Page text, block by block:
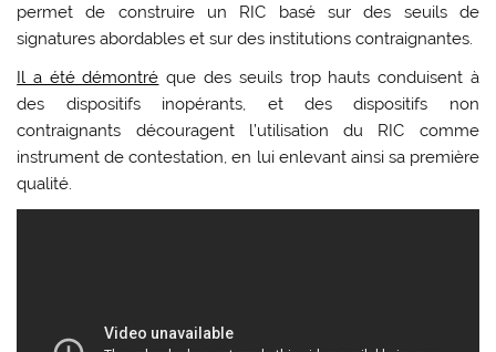
permet de construire un RIC basé sur des seuils de
signatures abordables et sur des institutions contraignantes.
Il a été démontré que des seuils trop hauts conduisent à
des dispositifs inopérants, et des dispositifs non
contraignants découragent l’utilisation du RIC comme
instrument de contestation, en lui enlevant ainsi sa première
qualité.